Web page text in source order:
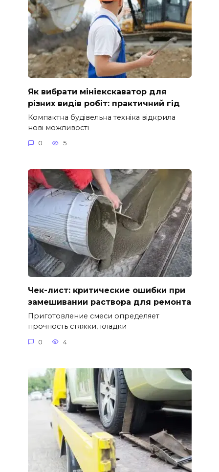
Як вибрати мініекскаватор для
різних видів робіт: практичний гід
Компактна будівельна техніка відкрила
нові можливості
0 5
Чек-лист: критические ошибки при
замешивании раствора для ремонта
Приготовление смеси определяет
прочность стяжки, кладки
0 4